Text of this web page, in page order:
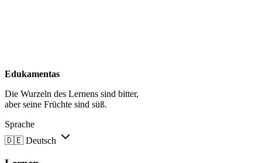
Edukamentas
Die Wurzeln des Lernens sind bitter,
aber seine Früchte sind süß.
Sprache
🇩🇪 Deutsch